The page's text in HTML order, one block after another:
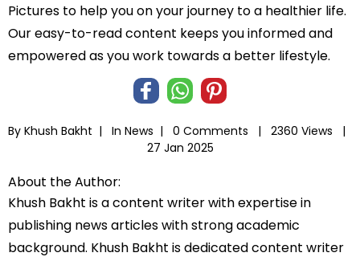
Pictures to help you on your journey to a healthier life.
Our easy-to-read content keeps you informed and
empowered as you work towards a better lifestyle.
By Khush Bakht | In News | 0 Comments |
2360 Views |
27 Jan 2025
About the Author:
Khush Bakht is a content writer with expertise in
publishing news articles with strong academic
background. Khush Bakht is dedicated content writer